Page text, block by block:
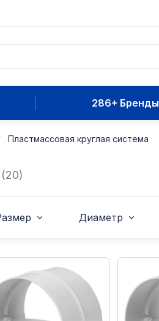
286+ Бренды
Пластмассовая круглая система
(20)
Диаметр